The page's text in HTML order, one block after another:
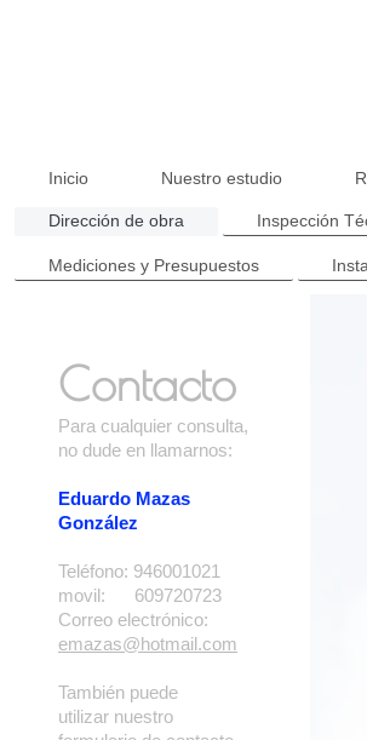
Inicio Nuestro estudio
Dirección de obra Inspección
Mediciones y Presupuestos
Contacto
Para cualquier consulta,
no dude en llamarnos:
Eduardo Mazas
González
Teléfono: 946001021
movil: 609720723
Correo electrónico:
emazas@hotmail.com
También puede
utilizar nuestro